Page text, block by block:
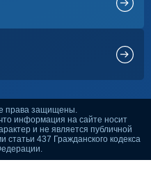
права защищены.
информация на сайте носит
и не является публичной
437 Гражданского кодекса